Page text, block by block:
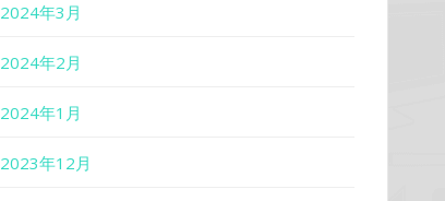
2024年3月
2024年2月
2024年1月
2023年12月